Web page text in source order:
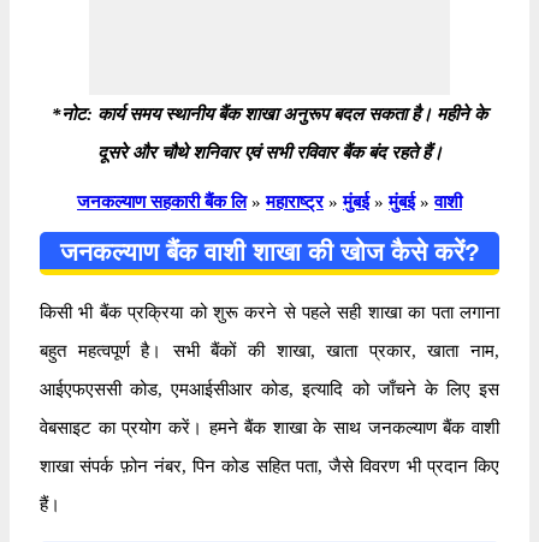
*नोट: कार्य समय स्थानीय बैंक शाखा अनुरूप बदल सकता है। महीने के
दूसरे और चौथे शनिवार एवं सभी रविवार बैंक बंद रहते हैं।
जनकल्याण सहकारी बैंक लि » महाराष्ट्र » मुंबई » मुंबई » वाशी
जनकल्याण बैंक वाशी शाखा की खोज कैसे करें?
किसी भी बैंक प्रक्रिया को शुरू करने से पहले सही शाखा का पता लगाना
बहुत महत्वपूर्ण है। सभी बैंकों की शाखा, खाता प्रकार, खाता नाम,
आईएफएससी कोड, एमआईसीआर कोड, इत्यादि को जाँचने के लिए इस
वेबसाइट का प्रयोग करें। हमने बैंक शाखा के साथ जनकल्याण बैंक वाशी
शाखा संपर्क फ़ोन नंबर, पिन कोड सहित पता, जैसे विवरण भी प्रदान किए
हैं।